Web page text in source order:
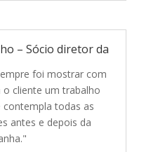
– Sócio diretor da
foi mostrar com
o cliente um trabalho
todas as
antes e depois da
campanha."